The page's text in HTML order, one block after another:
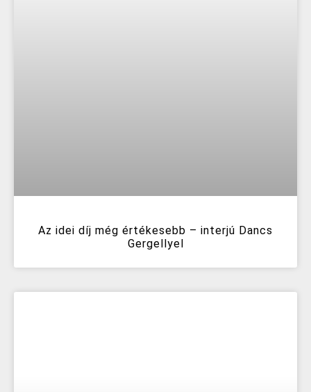
Az idei díj még értékesebb – interjú Dancs
Gergellyel